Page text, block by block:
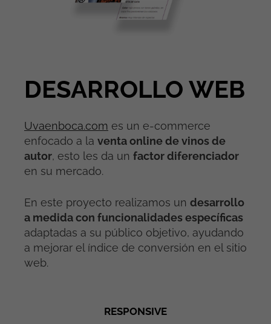
DESARROLLO WEB
Uvaenboca.com es un e-commerce
enfocado a la venta online de vinos de
autor, esto les da un factor diferenciador
en su mercado.
En este proyecto realizamos un desarrollo
a medida con funcionalidades específicas
adaptadas a su público objetivo, ayudando
a mejorar el índice de conversión en el sitio
web.
RESPONSIVE